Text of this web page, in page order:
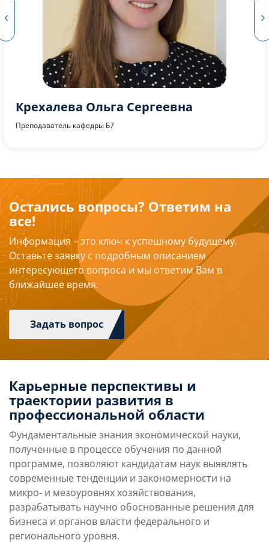
Сурина Виктория Алексеевна
Старший преподаватель кафедры Б7
Остались вопросы? Ответим на
все!
Информация – это ключ к успешному будущему.
Оставьте заявку с подробным описанием
интересующего вопроса и мы ответим Вам в
ближайшее время.
Задать вопрос
Карьерные перспективы и
траектории развития в
профессиональной области
Фундаментальные знания экономической науки,
полученные в процессе обучения по данной
программе, позволяют кандидатам наук выявлять
современные тенденции и закономерности на
микро- и мезоуровнях хозяйствования,
разрабатывать научно обоснованные решения для
бизнеса и органов власти федерального и
регионального уровня.